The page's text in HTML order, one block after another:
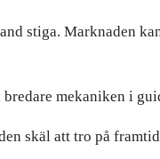
stiga. Marknaden
mekaniken i
skäl att tro på